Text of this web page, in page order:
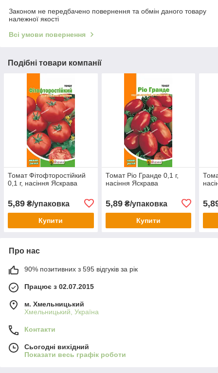
Законом не передбачено повернення та обмін даного товару
належної якості
Всі умови повернення
Подібні товари компанії
Томат Фітофторостійкий
0,1 г, насіння Яскрава
5,89 ₴/упаковка
Купити
Томат Ріо Гранде 0,1 г,
насіння Яскрава
5,89₴/упаковка
Купити
Про нас
90% позитивних з 595 відгуків за рік
Працює з 02.07.2015
м. Хмельницький
Хмельницький, Україна
Контакти
Сьогодні вихідний
Показати весь графік роботи